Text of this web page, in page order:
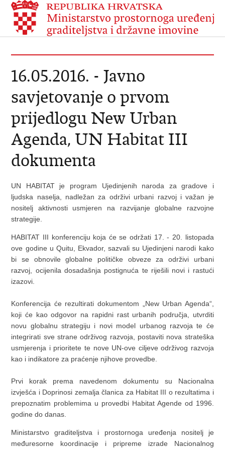
16.05.2016. - Javno
savjetovanje o prvom
prijedlogu New Urban
Agenda, UN Habitat III
dokumenta
UN HABITAT je program Ujedinjenih naroda za gradove i
ljudska naselja, nadležan za održivi urbani razvoj i važan je
nositelj aktivnosti usmjeren na razvijanje globalne razvojne
strategije.
HABITAT III konferenciju koja će se održati 17. - 20. listopada
ove godine u Quitu, Ekvador, sazvali su Ujedinjeni narodi kako
bi se obnovile globalne političke obveze za održivi urbani
razvoj, ocijenila dosadašnja postignuća te riješili novi i rastući
izazovi.
Konferencija će rezultirati dokumentom „New Urban Agenda“,
koji će kao odgovor na rapidni rast urbanih područja, utvrditi
novu globalnu strategiju i novi model urbanog razvoja te će
integrirati sve strane održivog razvoja, postaviti nova strateška
usmjerenja i prioritete te nove UN-ove ciljeve održivog razvoja
kao i indikatore za praćenje njihove provedbe.
Prvi korak prema navedenom dokumentu su Nacionalna
izvješća i Doprinosi zemalja članica za Habitat III o rezultatima i
prepoznatim problemima u provedbi Habitat Agende od 1996.
godine do danas.
Ministarstvo graditeljstva i prostornoga uređenja nositelj je
međuresorne koordinacije i pripreme izrade Nacionalnog